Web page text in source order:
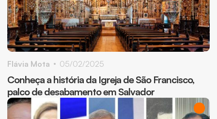
Conheça a história da Igreja de São Francisco,
palco de desabamento em Salvador
Flávia Mota 05/02/2025